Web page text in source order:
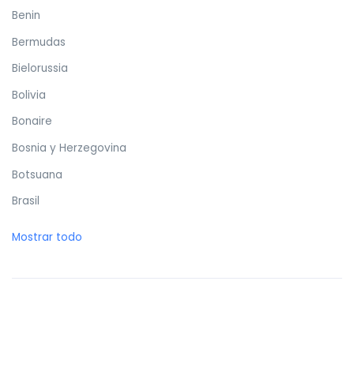
Benin
Bermudas
Bielorussia
Bolivia
Bonaire
Bosnia y Herzegovina
Botsuana
Brasil
Burkina Faso
Mostrar todo